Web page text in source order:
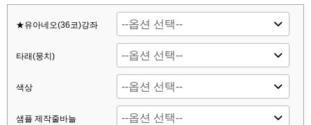
★유아네오(36코)강좌
타래(뭉치)
색상
샘플 제작줄바늘